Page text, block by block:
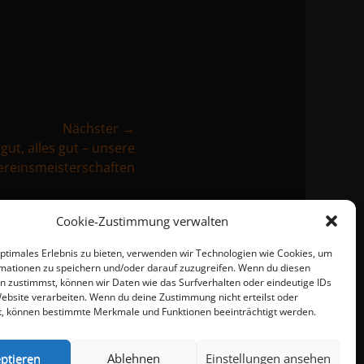
Cookie-Zustimmung verwalten
Erlebnis zu bieten, verwenden wir Technologien wie Cookies, um
zu speichern und/oder darauf zuzugreifen. Wenn du diesen
zustimmst, können wir Daten wie das Surfverhalten oder eindeutige IDs
verarbeiten. Wenn du deine Zustimmung nicht erteilst oder
können bestimmte Merkmale und Funktionen beeinträchtigt werden.
Ablehnen Einstellungen ansehen
Nächster →
alles gut – unsere